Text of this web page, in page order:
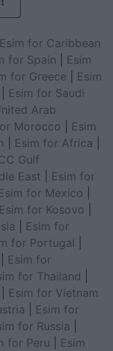
Esim for Caribbean
for Spain
Esim
for Greece
Esim
Esim for Saudi
Arab
Morocco
Esim
Esim for Africa
Gulf
East
Esim for
Esim for Mexico
Esim for Kosovo
Esim for
for Portugal
Esim for
for Thailand
Esim for Vietnam
Esim for
for Russia
for Peru
Esim